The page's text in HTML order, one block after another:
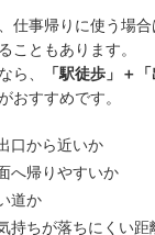
仕事帰りに使う場
こともあります。
ら、
「駅徒歩」＋
おすすめです。
口から近いか
へ帰りやすいか
道か
持ちが落ちにくい距